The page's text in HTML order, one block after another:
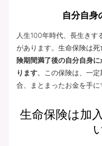
自分自身
人生100年時代、長生きす
があります。生命保険は死
険期間満了後の自分自身
ります。この保険は、一
合、まとまったお金を手に
生命保険は加